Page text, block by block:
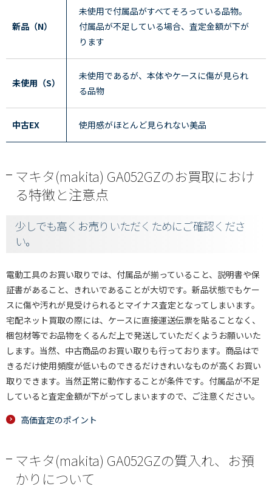
新品（N）
未使用で付属品がすべてそろっている品物。
付属品が不足している場合、査定金額が下が
ります
未使用（S）
未使用であるが、本体やケースに傷が見られ
る品物
中古EX 使用感がほとんど見られない美品
マキタ(makita) GA052GZのお買取におけ
る特徴と注意点
少しでも高くお売りいただくためにご確認くださ
い。
電動工具のお買い取りでは、付属品が揃っていること、説明書や保
証書があること、きれいであることが大切です。新品状態でもケー
スに傷や汚れが見受けられるとマイナス査定となってしまいます。
宅配ネット買取の際には、ケースに直接運送伝票を貼ることなく、
梱包材等でお品物をくるんだ上で発送していただくようお願いいた
します。当然、中古商品のお買い取りも行っております。商品はで
きるだけ使用頻度が低いものできるだけきれいなものが高くお買い
取りできます。当然正常に動作することが条件です。付属品が不足
していると査定金額が下がってしまいますので、ご注意ください。
高価査定のポイント
マキタ(makita) GA052GZの質入れ、お預
かりについて